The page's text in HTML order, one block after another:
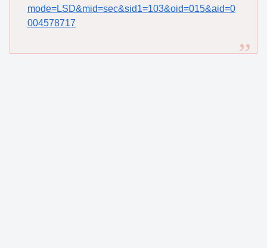
mode=LSD&mid=sec&sid1=103&oid=015&aid=0
004578717